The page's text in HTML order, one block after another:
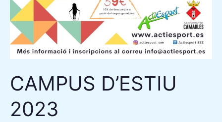
CAMPUS D’ESTIU
2023